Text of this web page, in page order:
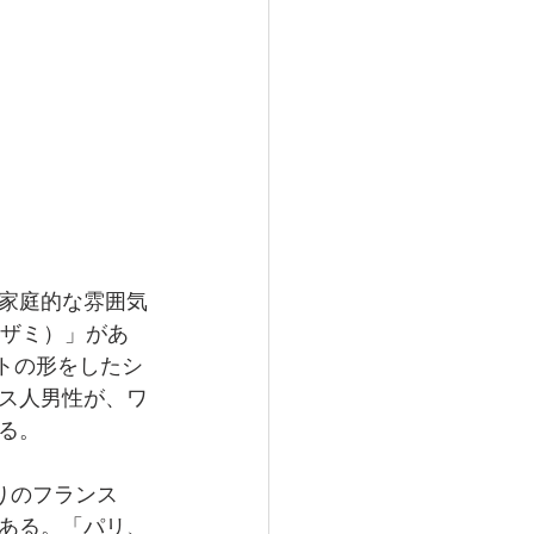
庭的な雰囲気
ミ）」があ
の形をしたシ
人男性が、ワ
。
のフランス
る。「パリ、